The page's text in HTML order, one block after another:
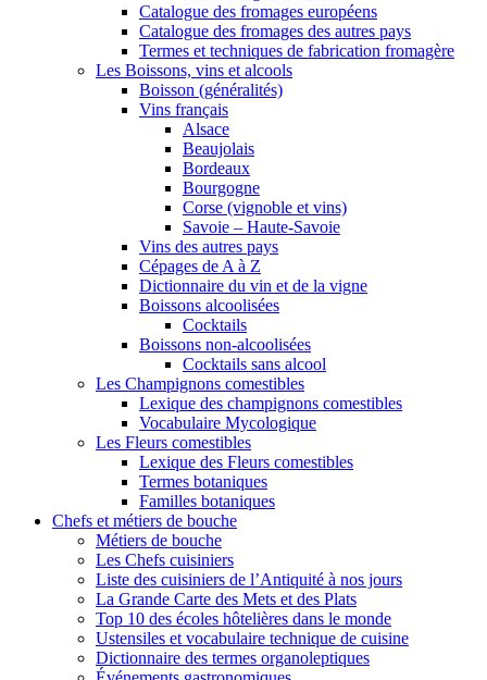
Catalogue des fromages européens
Catalogue des fromages des autres pays
Termes et techniques de fabrication fromagère
Les Boissons, vins et alcools
Boisson (généralités)
Vins français
Alsace
Beaujolais
Bordeaux
Bourgogne
Corse (vignoble et vins)
Savoie – Haute-Savoie
Vins des autres pays
Cépages de A à Z
Dictionnaire du vin et de la vigne
Boissons alcoolisées
Cocktails
Boissons non-alcoolisées
Cocktails sans alcool
Les Champignons comestibles
Lexique des champignons comestibles
Vocabulaire Mycologique
Les Fleurs comestibles
Lexique des Fleurs comestibles
Termes botaniques
Familles botaniques
Chefs et métiers de bouche
Métiers de bouche
Les Chefs cuisiniers
Liste des cuisiniers de l’Antiquité à nos jours
La Grande Carte des Mets et des Plats
Top 10 des écoles hôtelières dans le monde
Ustensiles et vocabulaire technique de cuisine
Dictionnaire des termes organoleptiques